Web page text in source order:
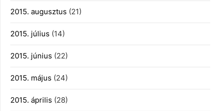
2015. augusztus (21)
2015. július (14)
2015. június (22)
2015. május (24)
2015. április (28)